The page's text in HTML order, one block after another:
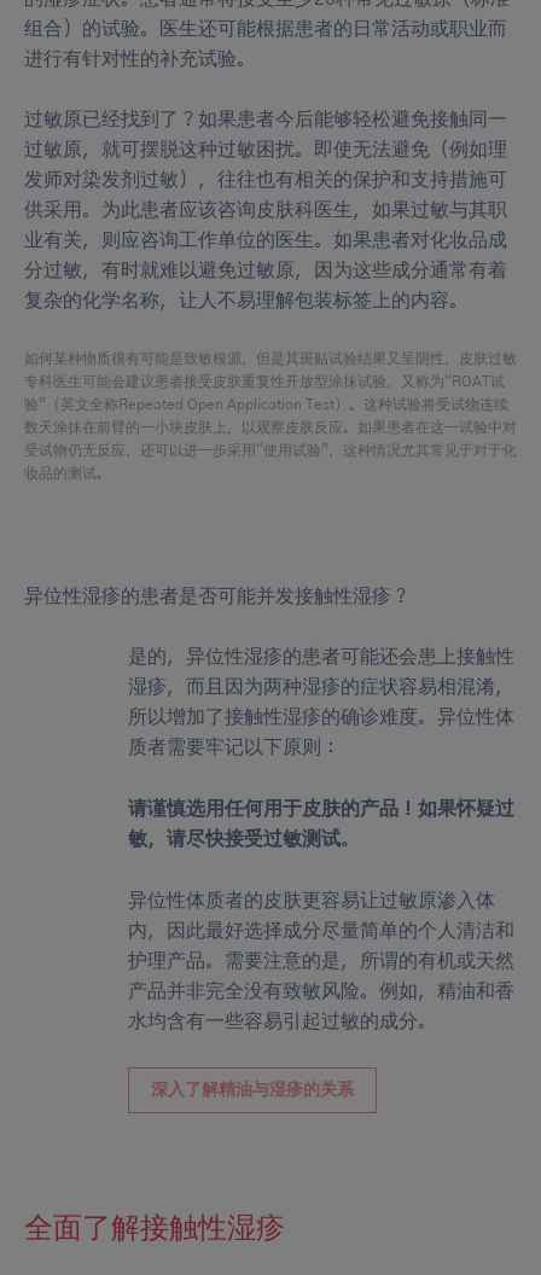
组合）的试验。医生还可能根据患者的日常活动或职业而
进行有针对性的补充试验。
过敏原已经找到了？如果患者今后能够轻松避免接触同一
过敏原，就可摆脱这种过敏困扰。即使无法避免（例如理
发师对染发剂过敏），往往也有相关的保护和支持措施可
供采用。为此患者应该咨询皮肤科医生，如果过敏与其职
业有关，则应咨询工作单位的医生。如果患者对化妆品成
分过敏，有时就难以避免过敏原，因为这些成分通常有着
复杂的化学名称，让人不易理解包装标签上的内容。
如何某种物质很有可能是致敏根源，但是其斑贴试验结果又呈阴性，皮肤过敏
专科医生可能会建议患者接受皮肤重复性开放型涂抹试验，又称为“ROAT试
验”（英文全称Repeated Open Application Test）。这种试验将受试物连续
数天涂抹在前臂的一小块皮肤上，以观察皮肤反应。如果患者在这一试验中对
受试物仍无反应，还可以进一步采用“使用试验”，这种情况尤其常见于对于化
妆品的测试。
异位性湿疹的患者是否可能并发接触性湿疹？
是的，异位性湿疹的患者可能还会患上接触性
湿疹，而且因为两种湿疹的症状容易相混淆，
所以增加了接触性湿疹的确诊难度。异位性体
质者需要牢记以下原则：
请谨慎选用任何用于皮肤的产品！如果怀疑过
敏，请尽快接受过敏测试。
异位性体质者的皮肤更容易让过敏原渗入体
内，因此最好选择成分尽量简单的个人清洁和
护理产品。需要注意的是，所谓的有机或天然
产品并非完全没有致敏风险。例如，精油和香
水均含有一些容易引起过敏的成分。
深入了解精油与湿疹的关系
全面了解接触性湿疹